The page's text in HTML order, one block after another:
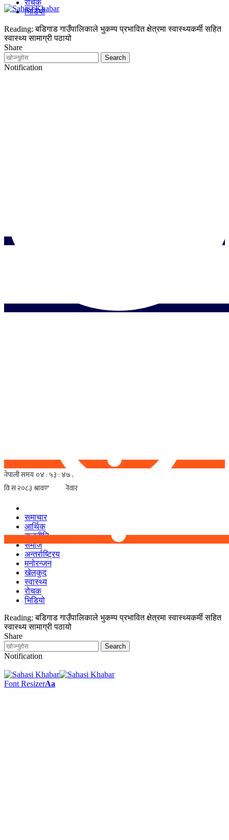
समाचार
आर्थिक
राजनीति
समाज
अन्तर्राष्ट्रिय
मनोरन्जन
खेलकुद
स्वास्थ्य
रोचक
भिडियो
Reading: बडिगाड गाउँपालिकाले भुकम्प प्रभावित क्षेत्रमा स्वास्थ्यकर्मी सहित
स्वास्थ्य सामाग्री पठायो
Share
Notification
रोचक
भिडियो
Reading: बडिगाड गाउँपालिकाले भुकम्प प्रभावित क्षेत्रमा स्वास्थ्यकर्मी सहित
स्वास्थ्य सामाग्री पठायो
Share
Notification
Font ResizerAa